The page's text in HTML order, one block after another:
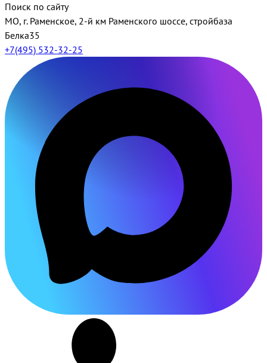
Поиск по сайту
МО, г. Раменское, 2-й км Раменского шоссе, стройбаза
Белка35
+7(495) 532-32-25